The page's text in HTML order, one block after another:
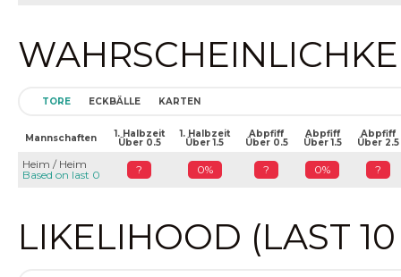
TORE ECKBÄLLE KARTEN
Mannschaften 1. Halbzeit
Über 0.5
1. Halbzeit
Über 1.5
Abpfiff
Über 0.5
Abpfiff
Über 1.5
Abpfiff
Über 2.5
Heim / Heim
Based on last 0
? 0% ? 0% ?
LIKELIHOOD (LAST